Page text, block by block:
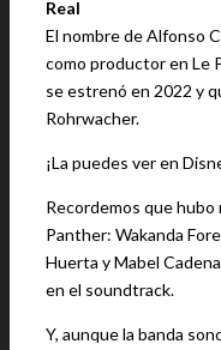
Real
El nombre de Alfonso
como productor en Le
se estrenó en 2022 y
Rohrwacher.
¡La puedes ver en
Recordemos que
Panther: Wakanda
Huerta y Mabel
en el soundtrack.
Y, aunque la banda